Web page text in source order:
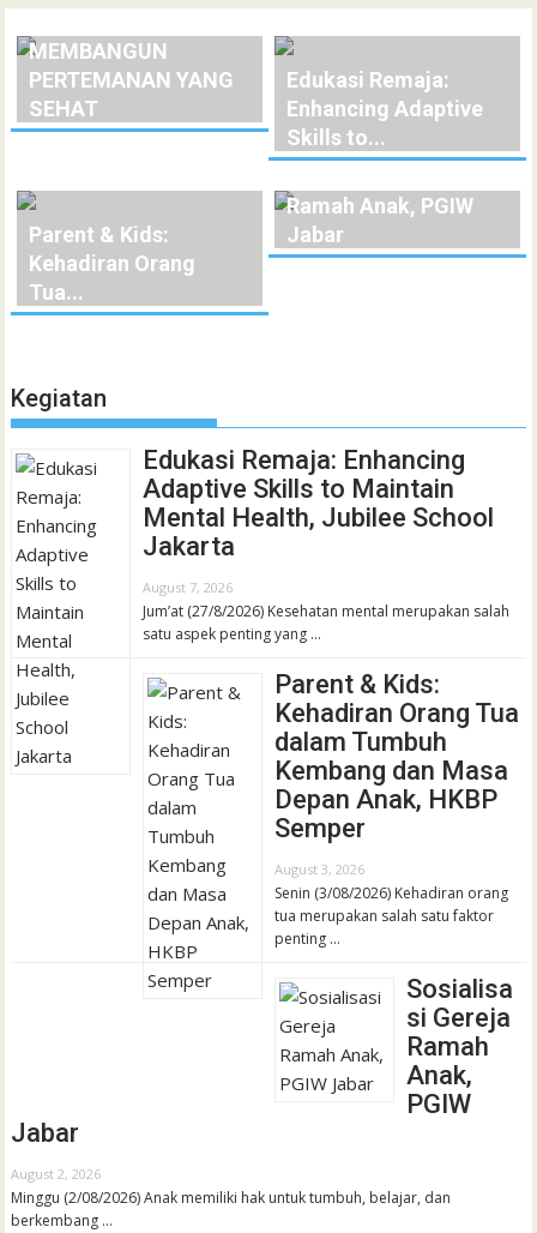
MEMBANGUN
PERTEMANAN YANG
SEHAT
Edukasi Remaja:
Enhancing Adaptive
Skills to...
Parent & Kids:
Kehadiran Orang
Tua...
Ramah Anak, PGIW
Jabar
Kegiatan
Edukasi Remaja: Enhancing
Adaptive Skills to Maintain
Mental Health, Jubilee School
Jakarta
August 7, 2026
Jum’at (27/8/2026) Kesehatan mental merupakan salah
satu aspek penting yang …
Parent & Kids:
Kehadiran Orang Tua
dalam Tumbuh
Kembang dan Masa
Depan Anak, HKBP
Semper
August 3, 2026
Senin (3/08/2026) Kehadiran orang
tua merupakan salah satu faktor
penting …
Sosialisa
si Gereja
Ramah
Anak,
PGIW
Jabar
August 2, 2026
Minggu (2/08/2026) Anak memiliki hak untuk tumbuh, belajar, dan
berkembang …